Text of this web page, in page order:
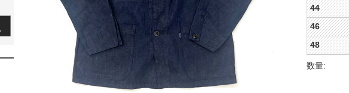
44
46
48
数量: